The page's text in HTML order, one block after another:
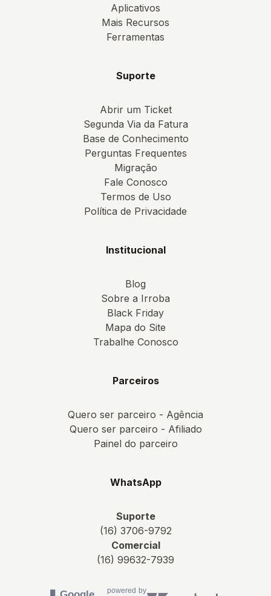
Aplicativos
Mais Recursos
Ferramentas
Suporte
Abrir um Ticket
Segunda Via da Fatura
Base de Conhecimento
Perguntas Frequentes
Migração
Fale Conosco
Termos de Uso
Política de Privacidade
Institucional
Blog
Sobre a Irroba
Black Friday
Mapa do Site
Trabalhe Conosco
Parceiros
Quero ser parceiro - Agência
Quero ser parceiro - Afiliado
Painel do parceiro
WhatsApp
Suporte
(16) 3706-9792
Comercial
(16) 99632-7939